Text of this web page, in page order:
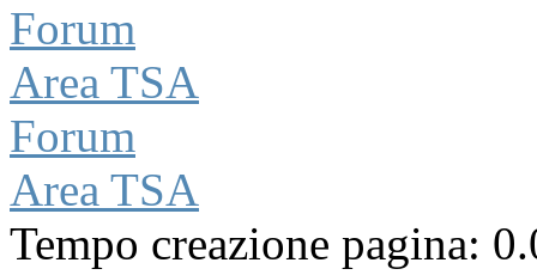
Forum
Area TSA
Forum
Area TSA
Tempo creazione pagina: